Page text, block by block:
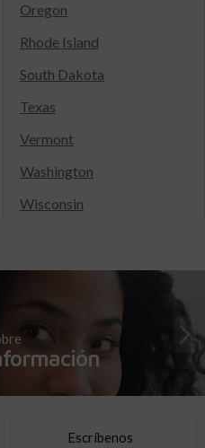
Oregon
Rhode Island
South Dakota
Texas
Vermont
Washington
Wisconsin
Escríbenos